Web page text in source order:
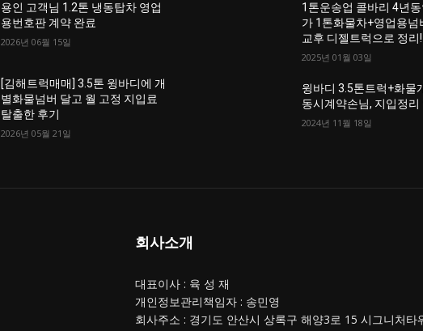
용인 고객님 1.2톤 냉동탑차 영업
용번호판 계약 완료
2026년 06월 15일
[김해트럭매매] 3.5톤 윙바디에 개
별화물넘버 달고 월 고정 지입료
탈출한 후기
2026년 05월 21일
1톤운송업 콜바리 4년
가 1톤화물차+영업용넘
교후 디젤트럭으로 정리!
2025년 01월 03일
윙바디 3.5톤트럭+화물
동시계약손님, 지입정리
2024년 11월 18일
회사소개
대표이사 : 육 성 재
개인정보관리책임자 : 송민영
회사주소 : 경기도 안산시 상록구 해양3로 15 시그니처타